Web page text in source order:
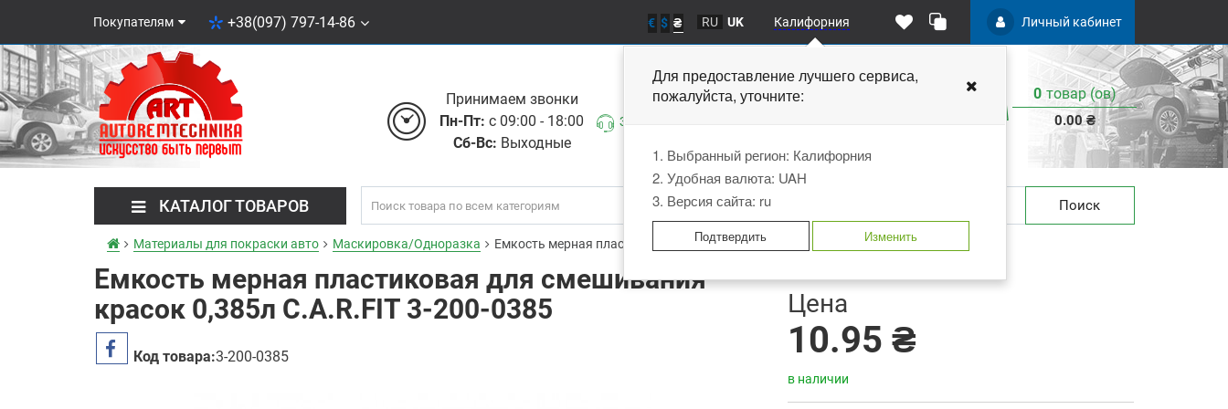
Покупателям +38(097) 797-14-86 € $ ₴ RU UK Калифорния
Для предоставление лучшегосервиса,
пожалуйста, уточните:
1. Выбранный регион: Калифорния
2. Удобная валюта: UAH
3. Версия сайта: ru
Подтвердить Изменить
Личный кабинет
Принимаем звонки
Пн-Пт: с 09:00 - 18:00
Сб-Вс: Выходные
Заказать звонок
0 товар (ов)
0.00 ₴
КАТАЛОГ ТОВАРОВ Поиск
Материалы для покраски авто Маскировка/Одноразка Емкость мерная пластиковая для смешивания красок 0,385л C.A.R.FIT 3-200-0385
Емкость мерная пластиковая для смешивания
красок 0,385л C.A.R.FIT 3-200-0385
Код товара:3-200-0385
Цена
10.95 ₴
в наличии